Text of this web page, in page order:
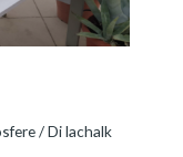
/ Dilachalk